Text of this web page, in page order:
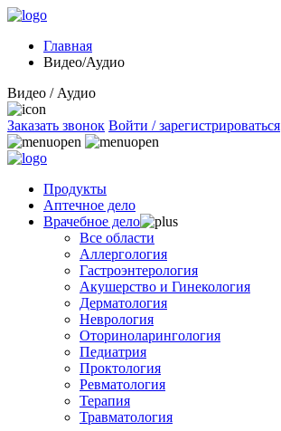
Главная
Видео/Аудио
Видео / Аудио
Заказать звонок Войти / зарегистрироваться
Продукты
Аптечное дело
Врачебное дело
Все области
Аллергология
Гастроэнтерология
Акушерство и Гинекология
Дерматология
Неврология
Оториноларингология
Педиатрия
Проктология
Ревматология
Терапия
Травматология